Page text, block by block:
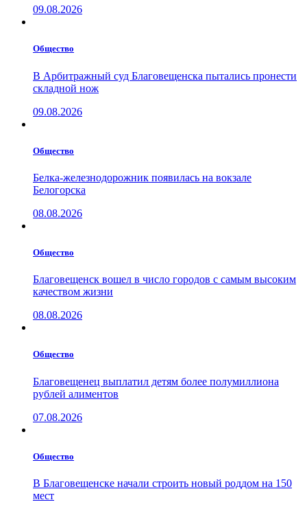
09.08.2026
Общество
В Арбитражный суд Благовещенска пытались пронести
складной нож
09.08.2026
Общество
Белка-железнодорожник появилась на вокзале
Белогорска
08.08.2026
Общество
Благовещенск вошел в число городов с самым высоким
качеством жизни
08.08.2026
Общество
Благовещенец выплатил детям более полумиллиона
рублей алиментов
07.08.2026
Общество
В Благовещенске начали строить новый роддом на 150
мест